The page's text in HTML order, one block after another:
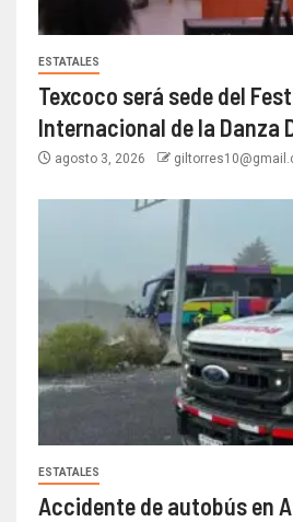
ESTATALES
Texcoco será sede del
Internacional de la Danza
agosto 3, 2026
ESTATALES
Accidente de autobús en